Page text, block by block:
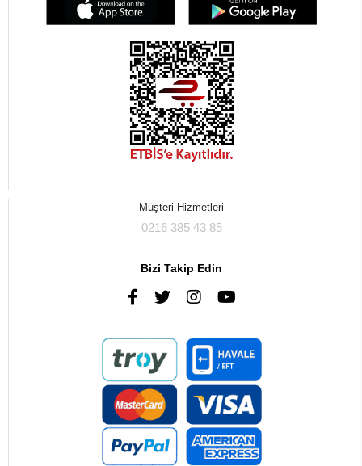
Müşteri Hizmetleri
0216 385 43 85
Bizi Takip Edin